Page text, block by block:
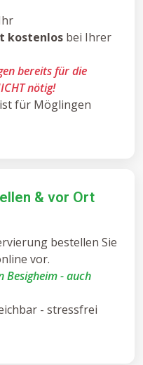
kostenlos bei Ihrer
bereits für die
nötig!
für Möglingen
& vor Ort
bestellen Sie
vor.
Besigheim - auch
- stressfrei